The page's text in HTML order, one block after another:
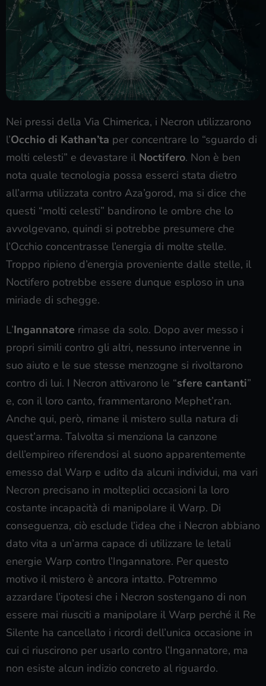
Nei pressi della Via Chimerica, i Necron utilizzarono
l’Occhio di Kathan’ta per concentrare lo “sguardo di
molti celesti” e devastare il Noctifero. Non è ben
nota quale tecnologia possa esserci stata dietro
all’arma utilizzata contro Aza’gorod, ma si dice che
questi “molti celesti” bandirono le ombre che lo
avvolgevano, quindi si potrebbe presumere che
l’Occhio concentrasse l’energia di molte stelle.
Troppo ripieno d’energia proveniente dalle stelle, il
Noctifero potrebbe essere dunque esploso in una
miriade di schegge.
L’Ingannatore rimase da solo. Dopo aver messo i
propri simili contro gli altri, nessuno intervenne in
suo aiuto e le sue stesse menzogne si rivoltarono
contro di lui. I Necron attivarono le “sfere cantanti”
e, con il loro canto, frammentarono Mephet’ran.
Anche qui, però, rimane il mistero sulla natura di
quest’arma. Talvolta si menziona la canzone
dell’empireo riferendosi al suono apparentemente
emesso dal Warp e udito da alcuni individui, ma vari
Necron precisano in molteplici occasioni la loro
costante incapacità di manipolare il Warp. Di
conseguenza, ciò esclude l’idea che i Necron abbiano
dato vita a un’arma capace di utilizzare le letali
energie Warp contro l’Ingannatore. Per questo
motivo il mistero è ancora intatto. Potremmo
azzardare l’ipotesi che i Necron sostengano di non
essere mai riusciti a manipolare il Warp perché il Re
Silente ha cancellato i ricordi dell’unica occasione in
cui ci riuscirono per usarlo contro l’Ingannatore, ma
non esiste alcun indizio concreto al riguardo.